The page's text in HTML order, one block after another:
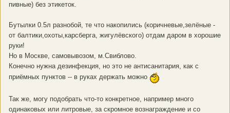
пивные) без этикеток.
Бутылки 0.5л разнобой, те что накопились (коричневые,зелёные -
от балтики,охоты,карсберга, жигулёвского) отдам даром в хорошие
руки!
Но в Москве, самовывозом, м.Свиблово.
Конечно нужна дезинфекция, но это не антисанитария, как с
приёмных пунктов -- в руках держать можно
Так же, могу подобрать что-то конкретное, например много
одинаковых или литровые, за скромное вознаграждение и со